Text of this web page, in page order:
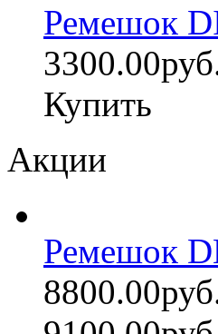
Ремешок
Купить
Акции
Ремешок